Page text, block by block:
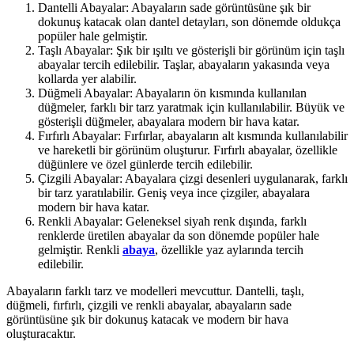
Dantelli Abayalar: Abayaların sade görüntüsüne şık bir
dokunuş katacak olan dantel detayları, son dönemde oldukça
popüler hale gelmiştir.
Taşlı Abayalar: Şık bir ışıltı ve gösterişli bir görünüm için taşlı
abayalar tercih edilebilir. Taşlar, abayaların yakasında veya
kollarda yer alabilir.
Düğmeli Abayalar: Abayaların ön kısmında kullanılan
düğmeler, farklı bir tarz yaratmak için kullanılabilir. Büyük ve
gösterişli düğmeler, abayalara modern bir hava katar.
Fırfırlı Abayalar: Fırfırlar, abayaların alt kısmında kullanılabilir
ve hareketli bir görünüm oluşturur. Fırfırlı abayalar, özellikle
düğünlere ve özel günlerde tercih edilebilir.
Çizgili Abayalar: Abayalara çizgi desenleri uygulanarak, farklı
bir tarz yaratılabilir. Geniş veya ince çizgiler, abayalara
modern bir hava katar.
Renkli Abayalar: Geleneksel siyah renk dışında, farklı
renklerde üretilen abayalar da son dönemde popüler hale
gelmiştir. Renkli abaya, özellikle yaz aylarında tercih
edilebilir.
Abayaların farklı tarz ve modelleri mevcuttur. Dantelli, taşlı,
düğmeli, fırfırlı, çizgili ve renkli abayalar, abayaların sade
görüntüsüne şık bir dokunuş katacak ve modern bir hava
oluşturacaktır.